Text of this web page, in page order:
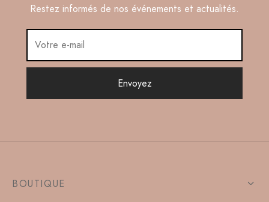
Restez informés de nos événements et actualités.
BOUTIQUE